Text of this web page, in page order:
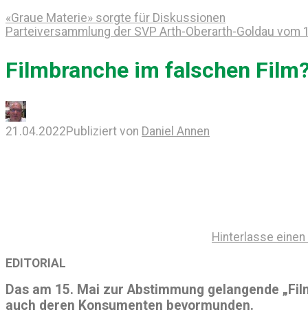
«Graue Materie» sorgte für Diskussionen
Parteiversammlung der SVP Arth-Oberarth-Goldau vom
Filmbranche im falschen
21.04.2022Publiziert von Daniel Annen
Hinterlasse
EDITORIAL
Das am 15. Mai zur Abstimmung gelangende
auch deren Konsumenten bevormunden.